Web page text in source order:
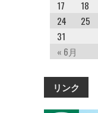
« 6月
17
18
24
25
31
リンク